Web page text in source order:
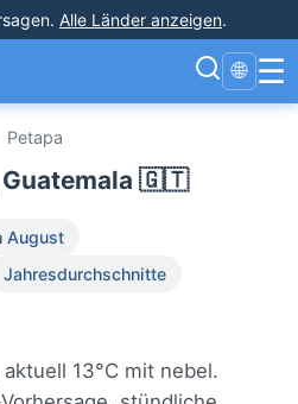
. Alle Länder anzeigen.
🌐 ☰
Petapa
Guatemala 🇬🇹
August
Jahresdurchschnitte
13°C mit nebel.